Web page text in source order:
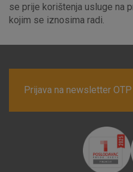
se prije korištenja usluge na
kojim se iznosima radi.
Prijava na newsletter
Detaljnije informacije o